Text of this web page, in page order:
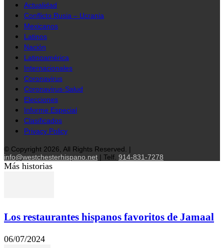
Actualidad
Conflicto Rusia – Ucrania
Mexicanos
Latinos
Nación
Latinoamérica
Internacionales
Coronavirus
Coronavirus-Salud
Elecciones
Informe Especial
Clasificados
Privacy Policy
© Copyright 2026, All Rights Reserved. |
info@westchesterhispano.net | Telf. 914-831-7278
Más historias
Los restaurantes hispanos favoritos de Jamaal
06/07/2024